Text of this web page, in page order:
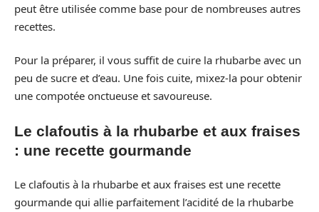
peut être utilisée comme base pour de nombreuses autres
recettes.
Pour la préparer, il vous suffit de cuire la rhubarbe avec un
peu de sucre et d’eau. Une fois cuite, mixez-la pour obtenir
une compotée onctueuse et savoureuse.
Le clafoutis à la rhubarbe et aux fraises
: une recette gourmande
Le clafoutis à la rhubarbe et aux fraises est une recette
gourmande qui allie parfaitement l’acidité de la rhubarbe